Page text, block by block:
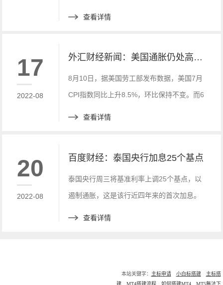
查看详情
17
2022-08
外汇财经新闻：美国通胀仍处高位：7月CPI同比涨8.5%
8月10日，据美国劳工部发布数据，美国7月
CPI指数同比上升8.5%，环比保持不变。而6
查看详情
20
2022-08
百度财经：泰国央行加息25个基点
泰国央行周三将基准利率上调25个基点，以
遏制通胀，这是该行近四年来的首次加息。
查看详情
本站关键字： 主标申请 小白标搭建
主标搭
建
MT4搭建流程 如何搭建MT4 MT5無法下